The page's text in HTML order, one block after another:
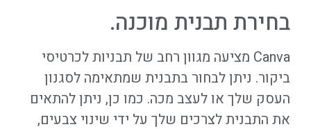
בחירת תבנית מוכנה.
Canva מציעה מגוון רחב של תבניות לכרטיסי
ביקור. ניתן לבחור בתבנית שמתאימה לסגנון
העסק שלך או לעצב מכה. כמו כן, ניתן להתאים
את התבנית לצרכים שלך על ידי שינוי צבעים,